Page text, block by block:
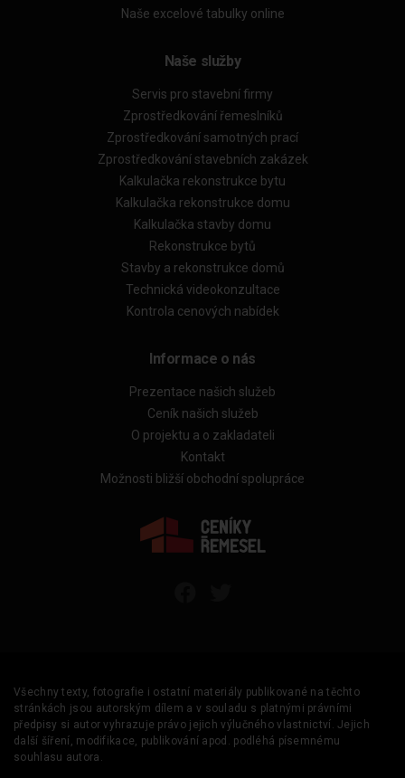
Naše excelové tabulky online
Naše služby
Servis pro stavební firmy
Zprostředkování řemeslníků
Zprostředkování samotných prací
Zprostředkování stavebních zakázek
Kalkulačka rekonstrukce bytu
Kalkulačka rekonstrukce domu
Kalkulačka stavby domu
Rekonstrukce bytů
Stavby a rekonstrukce domů
Technická videokonzultace
Kontrola cenových nabídek
Informace o nás
Prezentace našich služeb
Ceník našich služeb
O projektu a o zakladateli
Kontakt
Možnosti bližší obchodní spolupráce
Všechny texty, fotografie i ostatní materiály publikované na těchto
stránkách jsou autorským dílem a v souladu s platnými právními
předpisy si autor vyhrazuje právo jejich výlučného vlastnictví. Jejich
další šíření, modifikace, publikování apod. podléhá písemnému
souhlasu autora.